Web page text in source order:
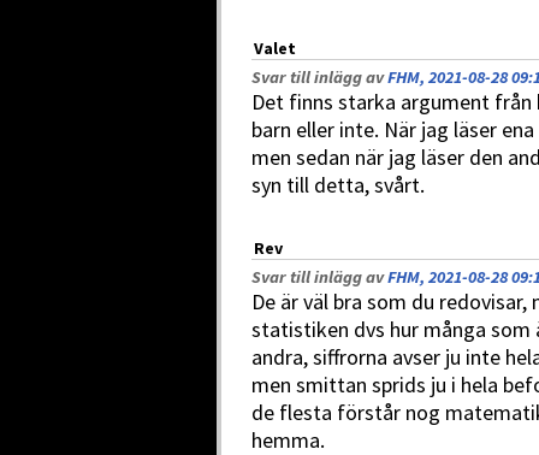
Valet
Svar till inlägg avFHM, 2021-08-28
Det finns starka argument från
barn eller inte. När jag läser
men sedan när jag läser den
syn till detta, svårt.
Rev
Svar till inlägg avFHM, 2021-08-28
De är väl bra som du
statistiken dvs hur många
andra, siffrorna avser ju inte
men smittan sprids ju i hela
de flesta förstår nog
hemma.